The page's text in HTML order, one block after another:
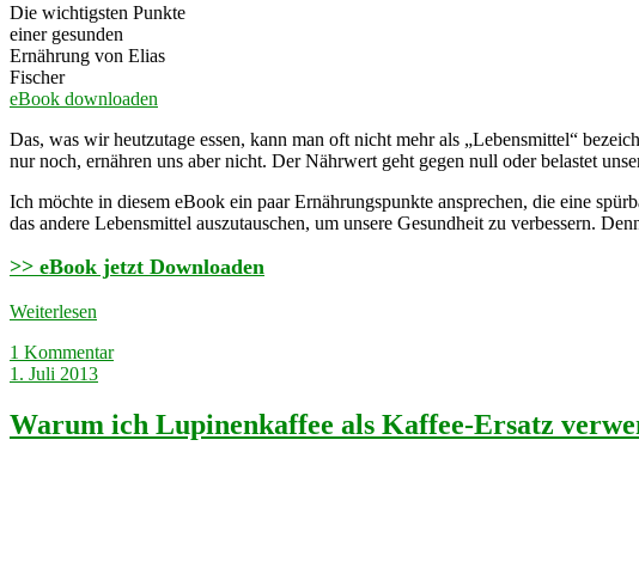
Die wichtigsten Punkte
einer gesunden
Ernährung von Elias
Fischer
eBook downloaden
Das, was wir heutzutage essen, kann man oft nicht mehr als „Lebensmittel“
nur noch, ernähren uns aber nicht. Der Nährwert geht gegen null oder belastet
Ich möchte in diesem eBook ein paar Ernährungspunkte ansprechen, die eine
das andere Lebensmittel auszutauschen, um unsere Gesundheit zu verbessern.
>> eBook jetzt Downloaden
Weiterlesen
1 Kommentar
1. Juli 2013
Warum ich Lupinenkaffee als Kaffee-Ersatz